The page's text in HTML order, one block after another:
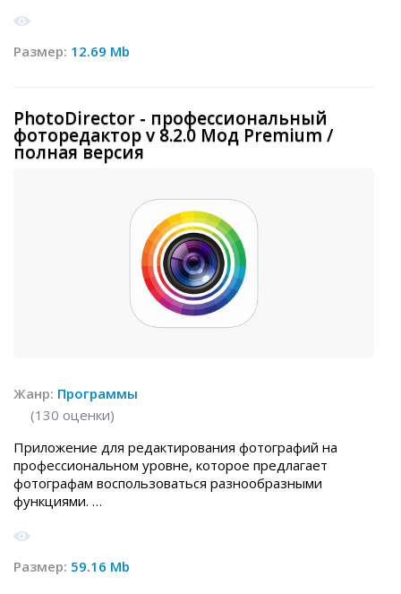
Размер: 12.69 Mb
PhotoDirector - профессиональный
фоторедактор v 8.2.0 Мод Premium /
полная версия
Жанр: Программы
(130 оценки)
Приложение для редактирования фотографий на
профессиональном уровне, которое предлагает
фотографам воспользоваться разнообразными
функциями.
Размер: 59.16 Mb